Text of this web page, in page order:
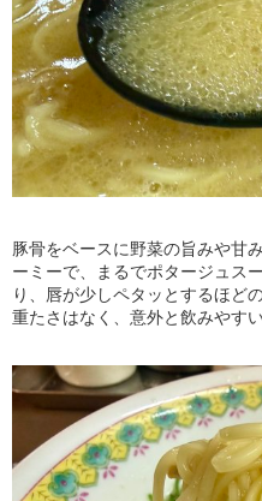
豚骨をベースに野菜の旨みや甘
ーミーで、まるでポタージュス
り、唇が少しペタッとするほど
重たさはなく、意外と飲みやす